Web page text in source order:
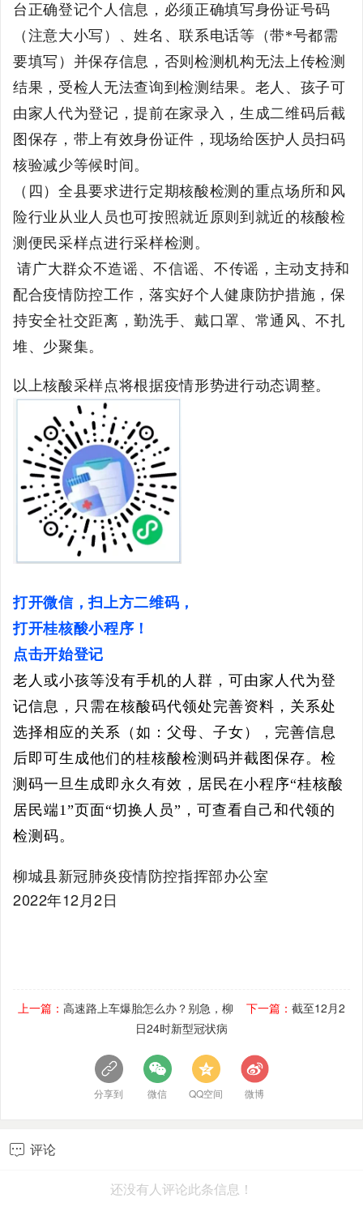
台正确登记个人信息，必须正确填写身份证号码
（注意大小写）、姓名、联系电话等（带*号都需
要填写）并保存信息，否则检测机构无法上传检测
结果，受检人无法查询到检测结果。老人、孩子可
由家人代为登记，提前在家录入，生成二维码后截
图保存，带上有效身份证件，现场给医护人员扫码
核验减少等候时间。
（四）全县要求进行定期核酸检测的重点场所和风
险行业从业人员也可按照就近原则到就近的核酸检
测便民采样点进行采样检测。
请广大群众不造谣、不信谣、不传谣，主动支持和
配合疫情防控工作，落实好个人健康防护措施，保
持安全社交距离，勤洗手、戴口罩、常通风、不扎
堆、少聚集。
以上核酸采样点将根据疫情形势进行动态调整。
打开微信，扫上方二维码，
打开桂核酸小程序！
点击开始登记
老人或小孩等没有手机的人群，可由家人代为登
记信息，只需在核酸码代领处完善资料，关系处
选择相应的关系（如：父母、子女），完善信息
后即可生成他们的桂核酸检测码并截图保存。检
测码一旦生成即永久有效，居民在小程序“桂核酸
居民端1”页面“切换人员”，可查看自己和代领的
检测码。
柳城县新冠肺炎疫情防控指挥部办公室
2022年12月2日
上一篇： 高速路上车爆胎怎么办？别急，柳 下一篇： 截至12月2
日24时新型冠状病
分享到 微信 QQ空间 微博
 评论
还没有人评论此条信息！